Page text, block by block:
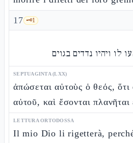
17 🗝️1
ויהיו נדדים בגוים
SEPTUAGINTA (LXX)
ἀπώσεται αὐτοὺς ὁ θεός,
αὐτοῦ, καὶ ἔσονται πλανῆται
LETTURA ORTODOSSA
Il mio Dio li rigetterà,